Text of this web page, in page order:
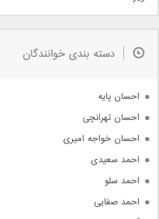
مذهبی
جدیدترین ها
دسته بندی خوانندگان
احسان پایه
احسان تهرانچی
احسان خواجه امیری
احمد سعیدی
احمد سلو
احمد صفایی